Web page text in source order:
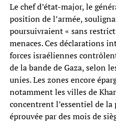
Le chef d’état-major, le
position de l’armée,
poursuivraient « sans
menaces. Ces déclarations
forces israéliennes
de la bande de Gaza, selon
unies. Les zones encore
notamment les villes de
concentrent l’essentiel de
éprouvée par des mois de